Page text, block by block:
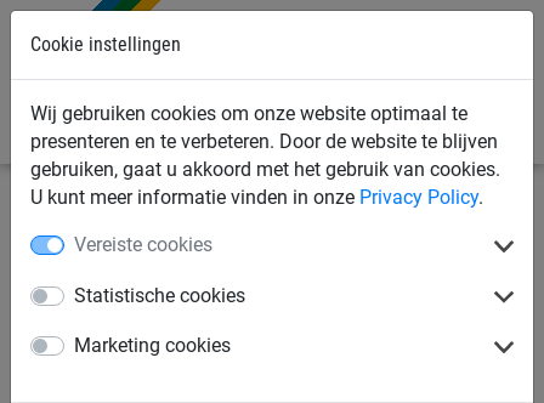
Cookie instellingen
Wij gebruiken cookies om onze website optimaal te
presenteren en te verbeteren. Door de website te blijven
gebruiken, gaat u akkoord met het gebruik van cookies.
U kunt meer informatie vinden in onze Privacy Policy.
Vereiste cookies
Statistische cookies
Marketing cookies
Balvangnetten
Clips antivandalisme net,
maas 100mm